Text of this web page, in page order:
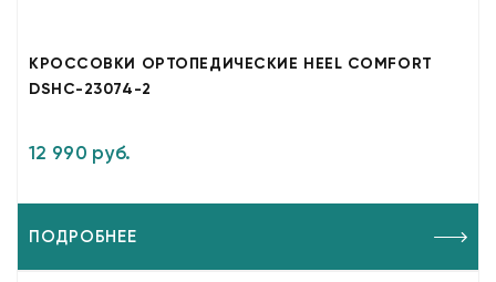
КРОССОВКИ ОРТОПЕДИЧЕСКИЕ HEEL COMFORT
DSHC-23074-2
12 990 руб.
ПОДРОБНЕЕ